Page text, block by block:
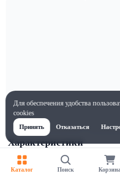
Характеристики
Жиры на 100г, г
Каталог Поиск
Для обеспечения удобства
cookies
Принять
Отказаться